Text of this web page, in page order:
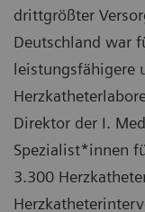
drittgrößter
Deutschland war
leistungsfähigere
Direktor der I.
Spezialist*innen
3.300